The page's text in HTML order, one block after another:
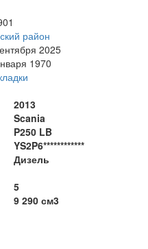
район
2025
1970
2013
Scania
P250 LB
YS2P6************
Дизель
5
9 290 см3